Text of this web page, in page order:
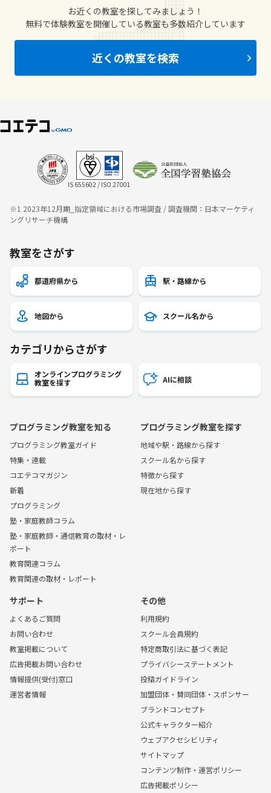
お近くの教室を探してみましょう！
無料で体験教室を開催している教室も多数紹介しています
近くの教室を検索
IS 655602 / ISO 27001
※1 2023年12月期_指定領域における市場調査 / 調査機関：日本マーケティ
ングリサーチ機構
教室をさがす
都道府県から 駅・路線から
地図から スクール名から
カテゴリからさがす
オンラインプログラミング
教室を探す
AIに相談
プログラミング教室を知る
プログラミング教室ガイド
特集・連載
コエテコマガジン
新着
プログラミング
塾・家庭教師コラム
塾・家庭教師・通信教育の取材・レ
ポート
教育関連コラム
教育関連の取材・レポート
プログラミング教室を探す
地域や駅・路線から探す
スクール名から探す
特徴から探す
現在地から探す
サポート
よくあるご質問
お問い合わせ
教室掲載について
広告掲載お問い合わせ
情報提供(受付)窓口
運営者情報
その他
利用規約
スクール会員規約
特定商取引法に基づく表記
プライバシーステートメント
投稿ガイドライン
加盟団体・賛同団体・スポンサー
ブランドコンセプト
公式キャラクター紹介
ウェブアクセシビリティ
サイトマップ
コンテンツ制作・運営ポリシー
広告掲載ポリシー